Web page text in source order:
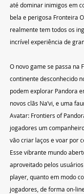
até dominar inimigos em
bela e perigosa Fronteira
realmente tem todos os
incrível experiência de
O novo game se passa na
continente desconhecido
podem explorar Pandora
novos clãs Na’vi, e uma
Avatar: Frontiers of
jogadores um
vão criar laços e voar por
Esse vibrante mundo
aproveitado pelos
player, quanto em modo
jogadores, de forma on-